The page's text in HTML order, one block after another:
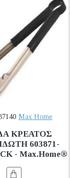
Max Home
ΚΡΕΑΤΟΣ
603871-
- Max.Home®